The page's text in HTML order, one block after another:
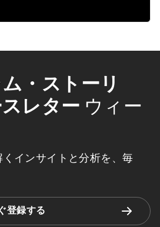
ム・ストーリ
レター ウィー
インサイトと分析を、毎
登録する